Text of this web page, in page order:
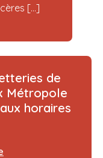
[…]
de
Métropole
horaires